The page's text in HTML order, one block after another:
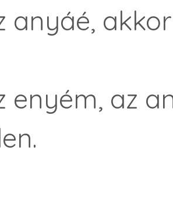
anyáé,
enyém, az